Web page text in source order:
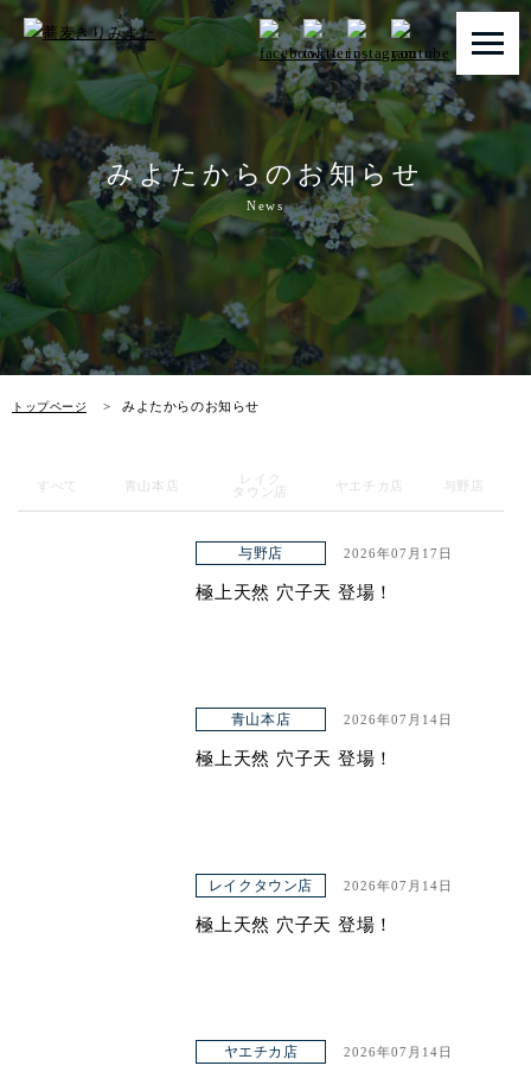
みよたからのお知らせ
News
トップページ みよたからのお知らせ
トップページ
みよたとは
みよたのこだわり
畑だより
メニュー
お知らせ
アクセス
すべて 青山本店
レイク
タウン店
ヤエチカ店 与野店
与野店 2026年07月17日
極上天然 穴子天 登場！
青山本店 2026年07月14日
極上天然 穴子天 登場！
レイクタウン店 2026年07月14日
極上天然 穴子天 登場！
ヤエチカ店 2026年07月14日